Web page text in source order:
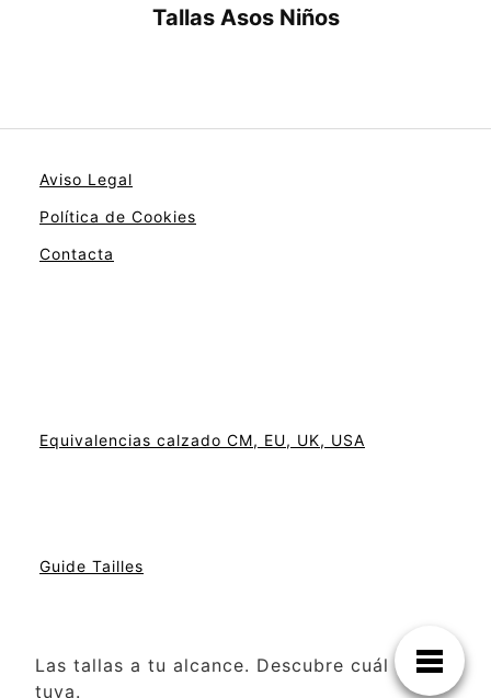
Tallas Asos Niños
Aviso Legal
Política de Cookies
Contacta
Equivalencias calzado CM, EU, UK, USA
Guide Tailles
Las tallas a tu alcance. Descubre cuál es la
tuya.